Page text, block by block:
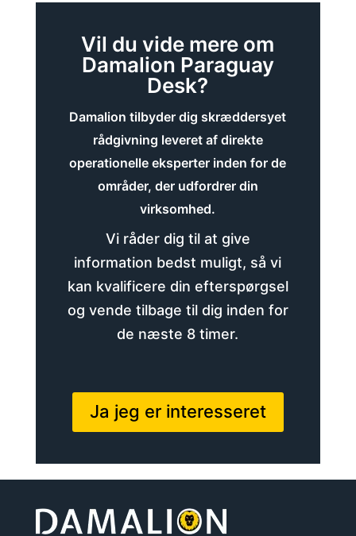
Vil du vide mere om
Damalion Paraguay
Desk?
Damalion tilbyder dig skræddersyet
rådgivning leveret af direkte
operationelle eksperter inden for de
områder, der udfordrer din
virksomhed.
Vi råder dig til at give
information bedst muligt, så vi
kan kvalificere din efterspørgsel
og vende tilbage til dig inden for
de næste 8 timer.
Ja jeg er interesseret